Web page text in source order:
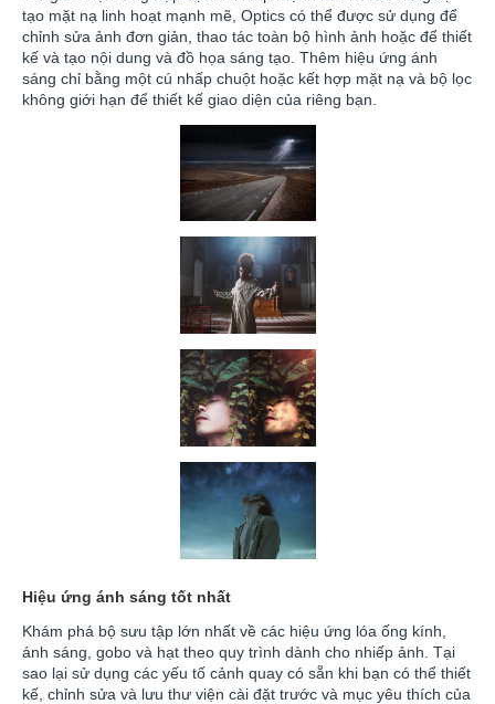
tạo mặt nạ linh hoạt mạnh mẽ, Optics có thể được sử dụng để
chỉnh sửa ảnh đơn giản, thao tác toàn bộ hình ảnh hoặc để thiết
kế và tạo nội dung và đồ họa sáng tạo. Thêm hiệu ứng ánh
sáng chỉ bằng một cú nhấp chuột hoặc kết hợp mặt nạ và bộ lọc
không giới hạn để thiết kế giao diện của riêng bạn.
Hiệu ứng ánh sáng tốt nhất
Khám phá bộ sưu tập lớn nhất về các hiệu ứng lóa ống kính,
ánh sáng, gobo và hạt theo quy trình dành cho nhiếp ảnh. Tại
sao lại sử dụng các yếu tố cảnh quay có sẵn khi bạn có thể thiết
kế, chỉnh sửa và lưu thư viện cài đặt trước và mục yêu thích của